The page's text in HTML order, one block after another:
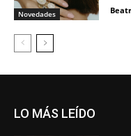
Novedades
LO MÁS LEÍDO